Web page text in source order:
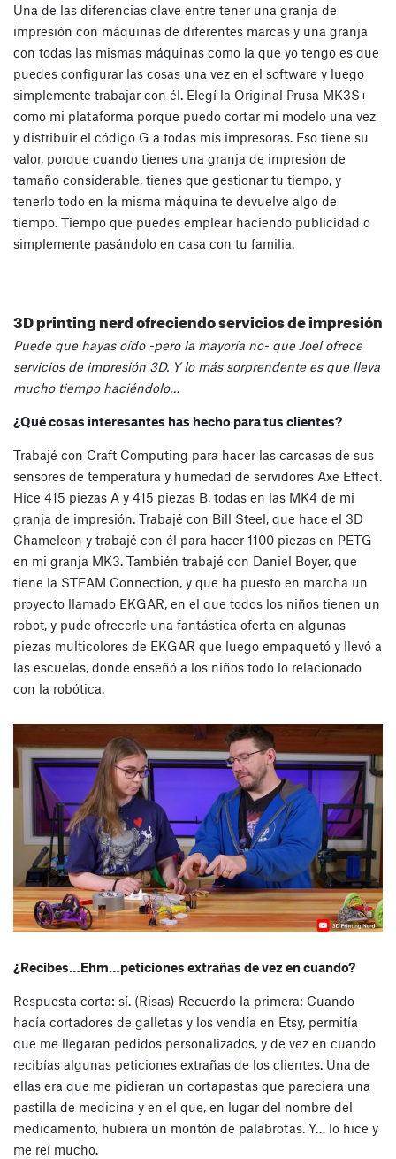
Una de las diferencias clave entre tener una granja de
impresión con máquinas de diferentes marcas y una granja
con todas las mismas máquinas como la que yo tengo es que
puedes configurar las cosas una vez en el software y luego
simplemente trabajar con él. Elegí la Original Prusa MK3S+
como mi plataforma porque puedo cortar mi modelo una vez
y distribuir el código G a todas mis impresoras. Eso tiene su
valor, porque cuando tienes una granja de impresión de
tamaño considerable, tienes que gestionar tu tiempo, y
tenerlo todo en la misma máquina te devuelve algo de
tiempo. Tiempo que puedes emplear haciendo publicidad o
simplemente pasándolo en casa con tu familia.
3D printing nerd ofreciendo servicios de impresión
Puede que hayas oído -pero la mayoría no- que Joel ofrece
servicios de impresión 3D. Y lo más sorprendente es que lleva
mucho tiempo haciéndolo…
¿Qué cosas interesantes has hecho para tus clientes?
Trabajé con Craft Computing para hacer las carcasas de sus
sensores de temperatura y humedad de servidores Axe Effect.
Hice 415 piezas A y 415 piezas B, todas en las MK4 de mi
granja de impresión. Trabajé con Bill Steel, que hace el 3D
Chameleon y trabajé con él para hacer 1100 piezas en PETG
en mi granja MK3. También trabajé con Daniel Boyer, que
tiene la STEAM Connection, y que ha puesto en marcha un
proyecto llamado EKGAR, en el que todos los niños tienen un
robot, y pude ofrecerle una fantástica oferta en algunas
piezas multicolores de EKGAR que luego empaquetó y llevó a
las escuelas, donde enseñó a los niños todo lo relacionado
con la robótica.
¿Recibes…Ehm…peticiones extrañas de vez en cuando?
Respuesta corta: sí. (Risas) Recuerdo la primera: Cuando
hacía cortadores de galletas y los vendía en Etsy, permitía
que me llegaran pedidos personalizados, y de vez en cuando
recibías algunas peticiones extrañas de los clientes. Una de
ellas era que me pidieran un cortapastas que pareciera una
pastilla de medicina y en el que, en lugar del nombre del
medicamento, hubiera un montón de palabrotas. Y… lo hice y
me reí mucho.